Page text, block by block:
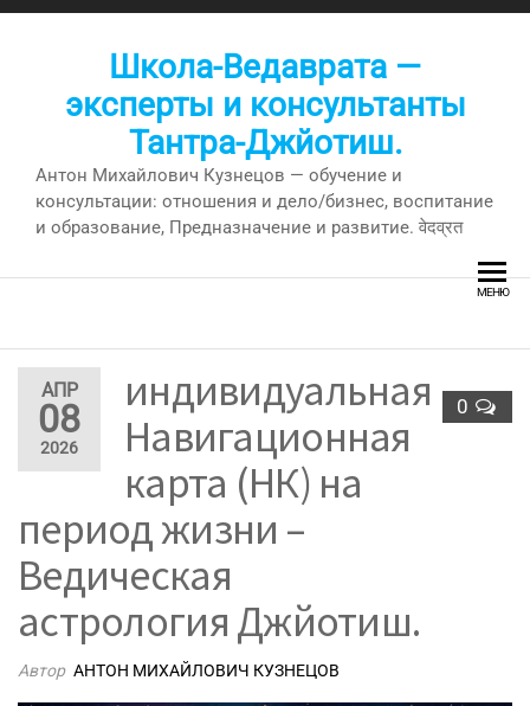
Перейти
Школа-Ведаврата —
эксперты и консультанты
Тантра-Джйотиш.
Антон Михайлович Кузнецов — обучение и
консультации: отношения и дело/бизнес, воспитание
и образование, Предназначение и развитие. वेदव्रत
МЕНЮ
АПР
08
2026
0
индивидуальная
Навигационная
карта (НК) на
период жизни –
Ведическая
астрология Джйотиш.
Автор АНТОН МИХАЙЛОВИЧ КУЗНЕЦОВ